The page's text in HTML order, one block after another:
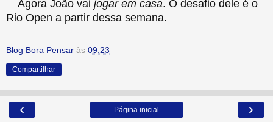
Agora João vai jogar em casa. O desafio dele é o
Rio Open a partir dessa semana.
Blog Bora Pensar às 09:23
Compartilhar
‹ ›
Página inicial